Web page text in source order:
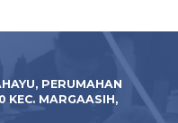
PERUMAHAN
KEC. MARGAASIH,